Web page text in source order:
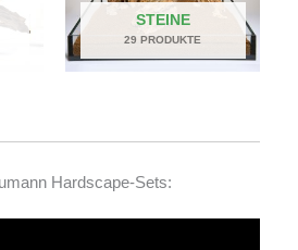
STEINE
29 PRODUKTE
Hardscape-Sets: